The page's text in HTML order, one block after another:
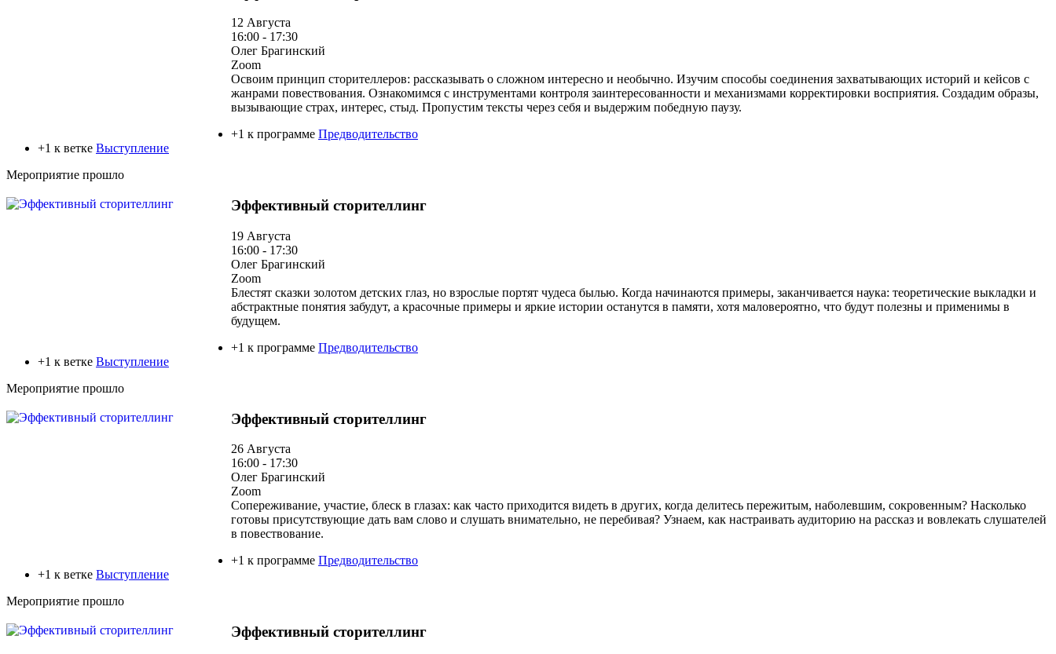
12 Августа
16:00 - 17:30
Олег Брагинский
Zoom
Освоим принцип сторителлеров: рассказывать о сложном интересно и необычно. Изучим способы соединения захватывающих историй и кейсов с
жанрами повествования. Ознакомимся с инструментами контроля заинтересованности и механизмами корректировки восприятия. Создадим образы,
вызывающие страх, интерес, стыд. Пропустим тексты через себя и выдержим победную паузу.
+1 к программе Предводительство
+1 к ветке Выступление
Мероприятие прошло
Эффективный сторителлинг
19 Августа
16:00 - 17:30
Олег Брагинский
Zoom
Блестят сказки золотом детских глаз, но взрослые портят чудеса былью. Когда начинаются примеры, заканчивается наука: теоретические выкладки и
абстрактные понятия забудут, а красочные примеры и яркие истории останутся в памяти, хотя маловероятно, что будут полезны и применимы в
будущем.
+1 к программе Предводительство
+1 к ветке Выступление
Мероприятие прошло
Эффективный сторителлинг
26 Августа
16:00 - 17:30
Олег Брагинский
Zoom
Сопереживание, участие, блеск в глазах: как часто приходится видеть в других, когда делитесь пережитым, наболевшим, сокровенным? Насколько
готовы присутствующие дать вам слово и слушать внимательно, не перебивая? Узнаем, как настраивать аудиторию на рассказ и вовлекать слушателей
в повествование.
+1 к программе Предводительство
+1 к ветке Выступление
Мероприятие прошло
Эффективный сторителлинг